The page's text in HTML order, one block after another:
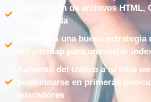
Compresión de archivos HTML,
carga rápida
Definimos una buena
del sitemap para una mejor
Aumento del tráfico a tu sitio
posicionarse en primeras
buscadores